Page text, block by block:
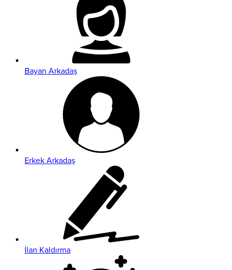
Bayan Arkadaş
Erkek Arkadaş
İlan Kaldırma